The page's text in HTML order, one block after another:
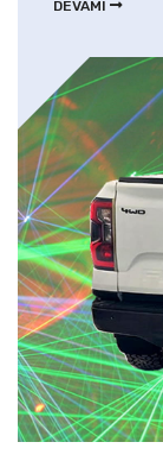
DEVAMI